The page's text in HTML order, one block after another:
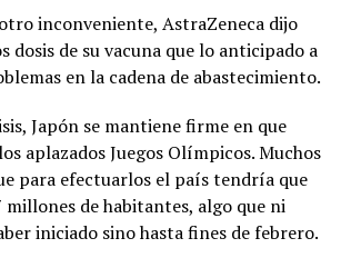
inconveniente, AstraZeneca dijo
dosis de su vacuna que lo anticipado a
en la cadena de abastecimiento.
Japón se mantiene firme en que
aplazados Juegos Olímpicos. Muchos
para efectuarlos el país tendría que
millones de habitantes, algo que ni
iniciado sino hasta fines de febrero.